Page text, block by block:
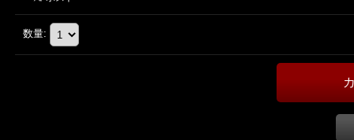
数量: